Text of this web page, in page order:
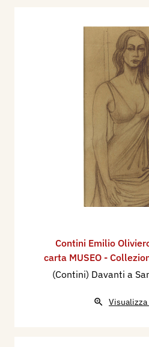
Contini Emilio
carta MUSEO -
(Contini) Davanti a
Visualizza